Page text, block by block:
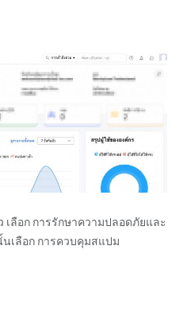
ลือก การรักษาความปลอดภัยและ
เลือก การควบคุมสแปม